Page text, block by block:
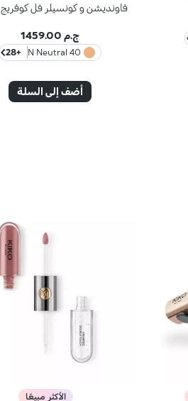
فاونديشن و كونسيلر فل كوفريج 2-إن-1
ج.م 1459.00
40 N Neutral
+28
أضف إلى السلة
الأكثر مبيعًا